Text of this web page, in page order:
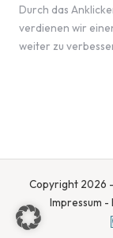
Durch das
verdienen wir
weiter zu
Copyright 2026
Impressum -